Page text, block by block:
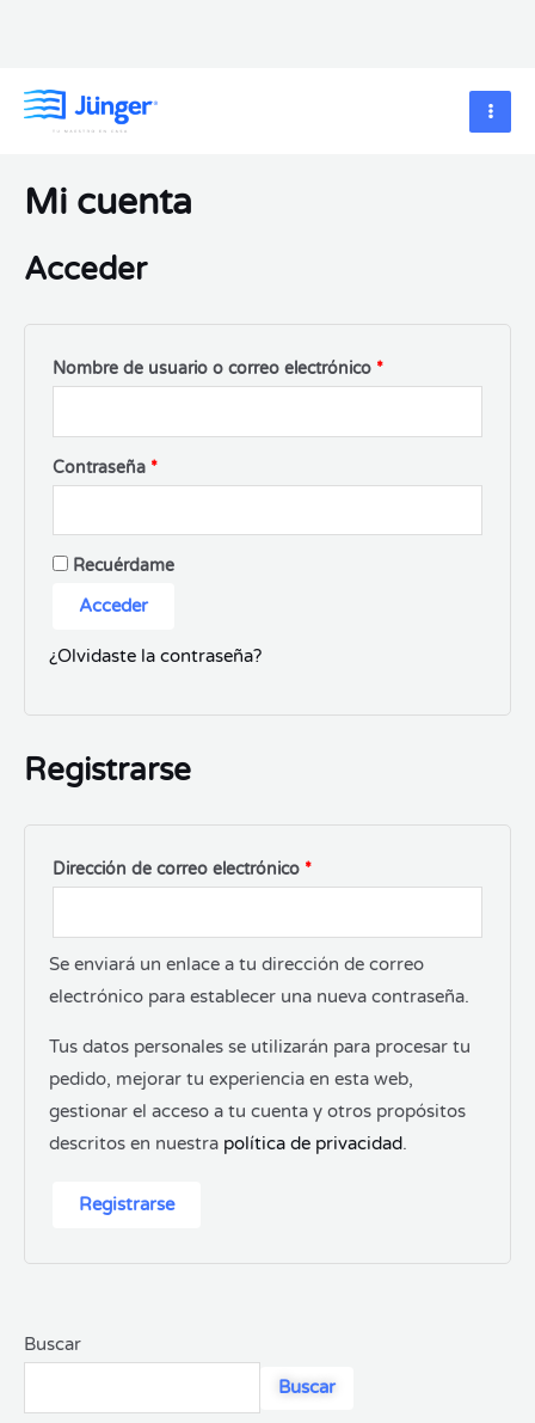
Mi cuenta
Acceder
Nombre de usuario o correo electrónico *
Contraseña *
Recuérdame
Acceder
¿Olvidaste la contraseña?
Registrarse
Dirección de correo electrónico *
Se enviará un enlace a tu dirección de correo
electrónico para establecer una nueva contraseña.
Tus datos personales se utilizarán para procesar tu
pedido, mejorar tu experiencia en esta web,
gestionar el acceso a tu cuenta y otros propósitos
descritos en nuestra política de privacidad.
Registrarse
Buscar
Buscar